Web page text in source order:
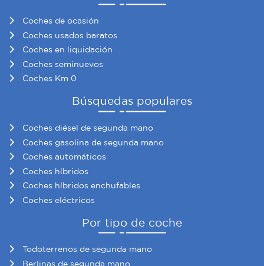
Coches de ocasión
Coches usados baratos
Coches en liquidación
Coches seminuevos
Coches Km 0
Búsquedas populares
Coches diésel de segunda mano
Coches gasolina de segunda mano
Coches automáticos
Coches híbridos
Coches híbridos enchufables
Coches eléctricos
Por tipo de coche
Todoterrenos de segunda mano
Berlinas de segunda mano